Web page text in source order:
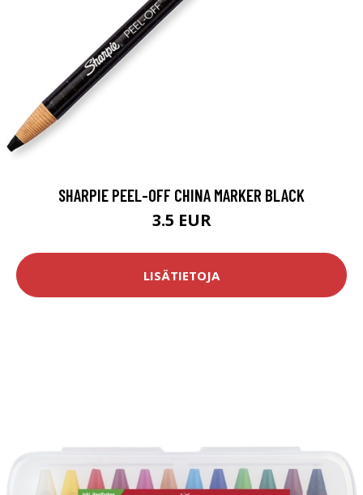
SHARPIE PEEL-OFF CHINA MARKER BLACK
3.5 EUR
LISÄTIETOJA